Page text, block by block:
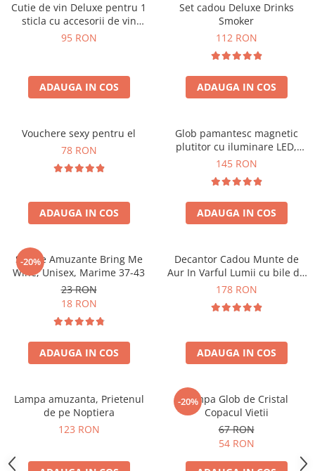
Cutie de vin Deluxe pentru 1
sticla cu accesorii de vin
incluse interior oranj
95 RON
ADAUGA IN COS
Set cadou Deluxe Drinks
Smoker
112 RON
ADAUGA IN COS
Vouchere sexy pentru el
78 RON
ADAUGA IN COS
Glob pamantesc magnetic
plutitor cu iluminare LED,
Forma C
145 RON
ADAUGA IN COS
-20%
Sosete Amuzante Bring Me
Wine, Unisex, Marime 37-43
23 RON
18 RON
ADAUGA IN COS
Decantor Cadou Munte de
Aur In Varful Lumii cu bile de
curatare
178 RON
ADAUGA IN COS
Lampa amuzanta, Prietenul
de pe Noptiera
123 RON
-20%
Lampa Glob de Cristal
Copacul Vietii
67 RON
54 RON